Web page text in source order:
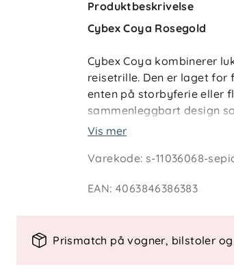
Produktbeskrivelse
Cybex Coya Rosegold
Cybex Coya kombinerer
reisetrille. Den er laget
enten på storbyferie eller
sammenleggbart design
reisepartner.
Vognen har full
bilstoler, og sørger for
Detaljer som UPF50+
Vis mer
Varekode:s-11036068-
EAN: 4063846386383
Prismatch på vogner, bilstoler